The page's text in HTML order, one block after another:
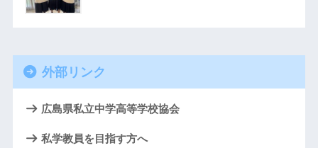
外部リンク
広島県私立中学高等学校協会
私学教員を目指す方へ